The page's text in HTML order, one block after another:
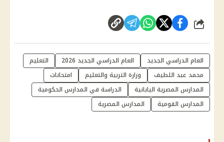
شارك
العام الدراسي الجديد العام الدراسي الجديد 2026
التعليم
محمد عبد اللطيف
وزارة التربية والتعليم
امتحانات
المدارس المصرية اليابانية
الدراسة في المدارس الحكومية
المدارس القومية
المدارس المصرية